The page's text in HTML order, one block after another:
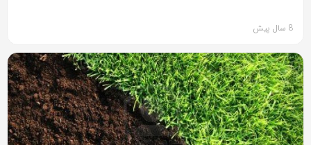
8 سال پیش